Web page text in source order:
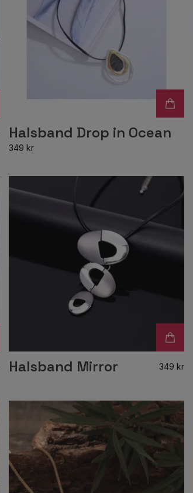
Halsband Drop in Ocean
349 kr
Halsband Mirror 349 kr